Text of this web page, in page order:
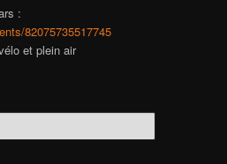
:
82075735517745